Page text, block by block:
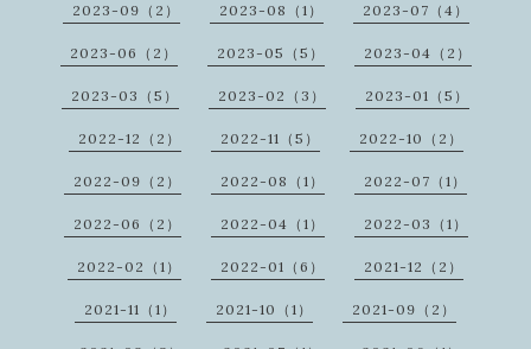
2023-09（2） 2023-08（1） 2023-07（4）
2023-06（2） 2023-05（5） 2023-04（2）
2023-03（5） 2023-02（3） 2023-01（5）
2022-12（2） 2022-11（5） 2022-10（2）
2022-09（2） 2022-08（1） 2022-07（1）
2022-06（2） 2022-04（1） 2022-03（1）
2022-02（1） 2022-01（6） 2021-12（2）
2021-11（1） 2021-10（1） 2021-09（2）